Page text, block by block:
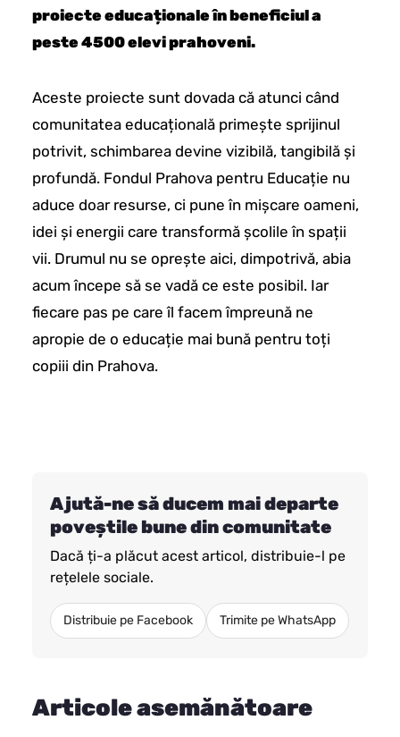
proiecte educaționale în beneficiul a
peste 4500 elevi prahoveni.
Aceste proiecte sunt dovada că atunci când
comunitatea educațională primește sprijinul
potrivit, schimbarea devine vizibilă, tangibilă și
profundă. Fondul Prahova pentru Educație nu
aduce doar resurse, ci pune în mișcare oameni,
idei și energii care transformă școlile în spații
vii. Drumul nu se oprește aici, dimpotrivă, abia
acum începe să se vadă ce este posibil. Iar
fiecare pas pe care îl facem împreună ne
apropie de o educație mai bună pentru toți
copiii din Prahova.
Ajută-ne să ducem mai departe
poveștile bune din comunitate
Dacă ți-a plăcut acest articol, distribuie-l pe
rețelele sociale.
Distribuie pe Facebook Trimite pe WhatsApp
Articole asemănătoare